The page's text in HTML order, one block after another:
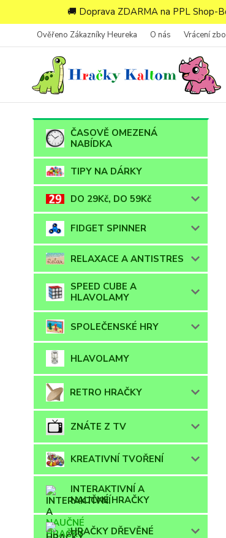
🚚 Doprava ZDARMA na PPL Shop-
Ověřeno Zákazníky Heureka O nás Vrácení
ČASOVĚ OMEZENÁ
NABÍDKA
TIPY NA DÁRKY
DO 29Kč, DO 59Kč
FIDGET SPINNER
RELAXACE A ANTISTRES
SPEED CUBE A
HLAVOLAMY
SPOLEČENSKÉ HRY
HLAVOLAMY
RETRO HRAČKY
ZNÁTE Z TV
KREATIVNÍ TVOŘENÍ
INTERAKTIVNÍ A
NAUČNÉ HRAČKY
HRAČKY DŘEVĚNÉ